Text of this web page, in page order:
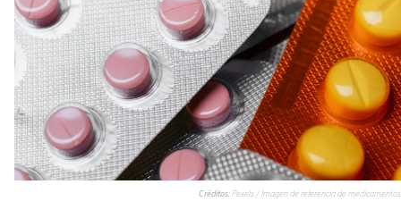
Créditos:Pexels / Imagen de referencia de medicamentos